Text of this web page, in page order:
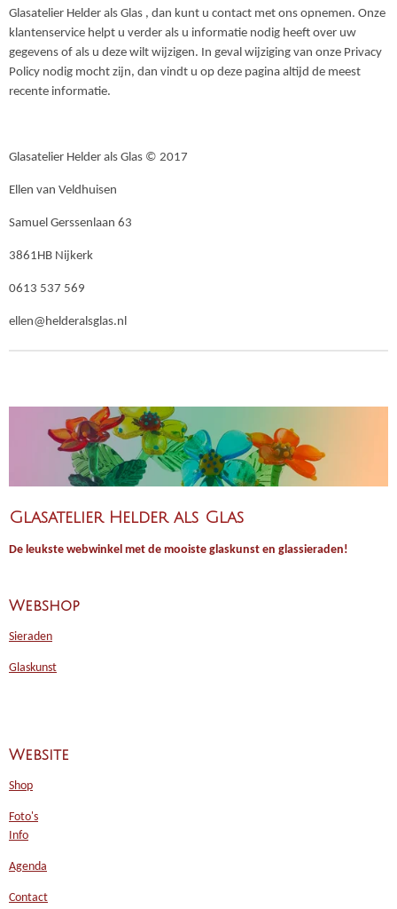
Glasatelier Helder als Glas , dan kunt u contact met ons opnemen. Onze
klantenservice helpt u verder als u informatie nodig heeft over uw
gegevens of als u deze wilt wijzigen. In geval wijziging van onze Privacy
Policy nodig mocht zijn, dan vindt u op deze pagina altijd de meest
recente informatie.
Glasatelier Helder als Glas © 2017
Ellen van Veldhuisen
Samuel Gerssenlaan 63
3861HB Nijkerk
0613 537 569
ellen@helderalsglas.nl
Glasatelier Helder als Glas
De leukste webwinkel met de mooiste glaskunst en glassieraden!
Webshop
Sieraden
Glaskunst
Website
Shop
Foto's
Info
Agenda
Contact